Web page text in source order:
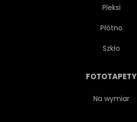
Pleksi
Płótno
Szkło
FOTOTAPETY
Na wymiar